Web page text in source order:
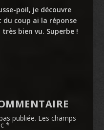
poil, je découvre
du coup ai la réponse
bien vu. Superbe !
publiée. Les champs
*